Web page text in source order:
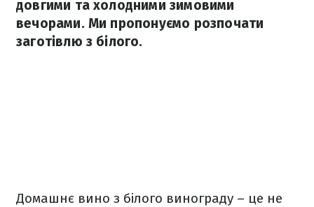
довгими та холодними зимовими
вечорами. Ми пропонуємо розпочати
заготівлю з білого.
Домашнє вино з білого винограду – це не